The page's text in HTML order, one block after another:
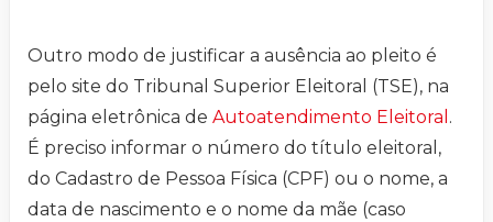
Outro modo de justificar a ausência ao pleito é
pelo site do Tribunal Superior Eleitoral (TSE), na
página eletrônica de Autoatendimento Eleitoral .
É preciso informar o número do título eleitoral,
do Cadastro de Pessoa Física (CPF) ou o nome, a
data de nascimento e o nome da mãe (caso